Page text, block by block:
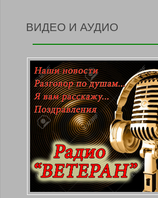
ВИДЕО И АУДИО